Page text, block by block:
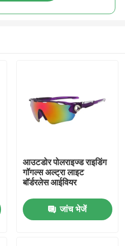
आउटडोर पोलराइज्ड राइडिंग
गॉगल्स अल्ट्रा लाइट
बॉर्डरलेस आईवियर
जांच भेजें